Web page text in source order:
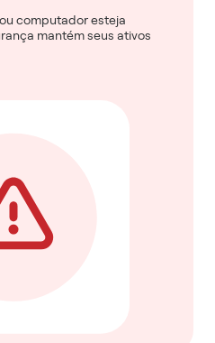
computador esteja
mantém seus ativos